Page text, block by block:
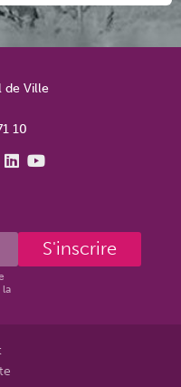
de Ville
10
la
S'inscrire